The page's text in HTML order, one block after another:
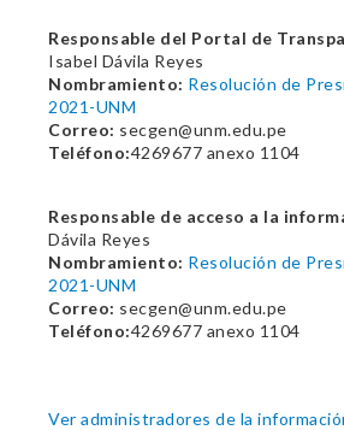
Responsable del Portal de
Isabel Dávila Reyes
Nombramiento: Resolución de
2021-UNM
Correo: secgen@unm.edu.pe
Teléfono:4269677 anexo 1104
Responsable de acceso a la
Dávila Reyes
Nombramiento: Resolución de
2021-UNM
Correo: secgen@unm.edu.pe
Teléfono:4269677 anexo 1104
Ver administradores de la